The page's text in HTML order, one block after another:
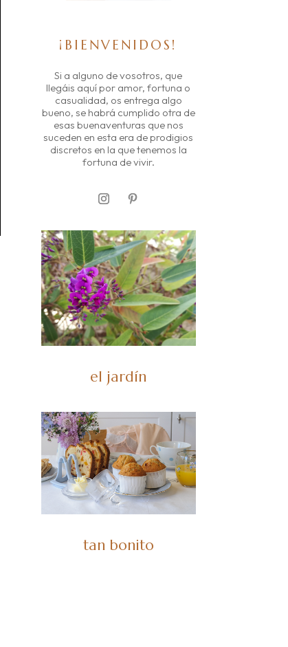
¡BIENVENIDOS!
Si a alguno de vosotros, que
llegáis aquí por amor, fortuna o
casualidad, os entrega algo
bueno, se habrá cumplido otra de
esas buenaventuras que nos
suceden en esta era de prodigios
discretos en la que tenemos la
fortuna de vivir.
el jardín
tan bonito